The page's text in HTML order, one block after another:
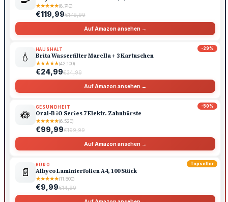
★★★★★(8.740)
€119,99€179,99
Auf Amazon ansehen →
-29%
💧
HAUSHALT
Brita Wasserfilter Marella + 3 Kartuschen
★★★★★(42.100)
€24,99€34,99
Auf Amazon ansehen →
-50%
🪷
GESUNDHEIT
Oral-B iO Series 7 Elektr. Zahnbürste
★★★★★(6.520)
€99,99€199,99
Auf Amazon ansehen →
Topseller
📄
BÜRO
Albyco Laminierfolien A4, 100 Stück
★★★★★(11.800)
€9,99€14,99